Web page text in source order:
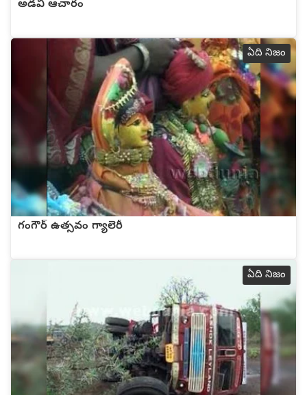
అడవి ఆచారం
ఏది నిజం
గంగౌర్ ఉత్సవం గ్యాలెరీ
ఏది నిజం